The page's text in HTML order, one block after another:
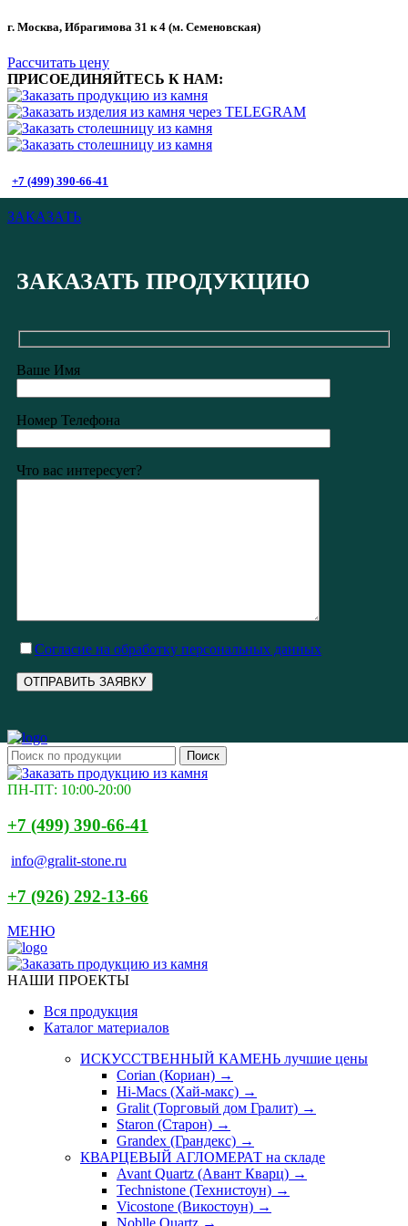
г. Москва, Ибрагимова 31 к 4 (м. Семеновская)
Рассчитать цену
ПРИСОЕДИНЯЙТЕСЬ К НАМ:
+7 (499) 390-66-41
ЗАКАЗАТЬ
ЗАКАЗАТЬ ПРОДУКЦИЮ
Ваше Имя
Номер Телефона
Что вас интересует?
Cогласие на обработку персональных данных
Поиск
ПН-ПТ: 10:00-20:00
+7 (499) 390-66-41
info@gralit-stone.ru
+7 (926) 292-13-66
МЕНЮ
НАШИ ПРОЕКТЫ
Вся продукция
Каталог материалов
ИСКУССТВЕННЫЙ КАМЕНЬ лучшие цены
Corian (Кориан) →
Hi-Macs (Хай-макс) →
Gralit (Торговый дом Гралит) →
Staron (Старон) →
Grandex (Грандекс) →
КВАРЦЕВЫЙ АГЛОМЕРАТ на складе
Avant Quartz (Авант Кварц) →
Technistone (Технистоун) →
Vicostone (Викостоун) →